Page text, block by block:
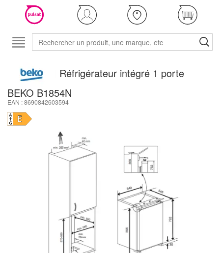
Réfrigérateur intégré 1 porte
BEKO B1854N
EAN : 8690842603594